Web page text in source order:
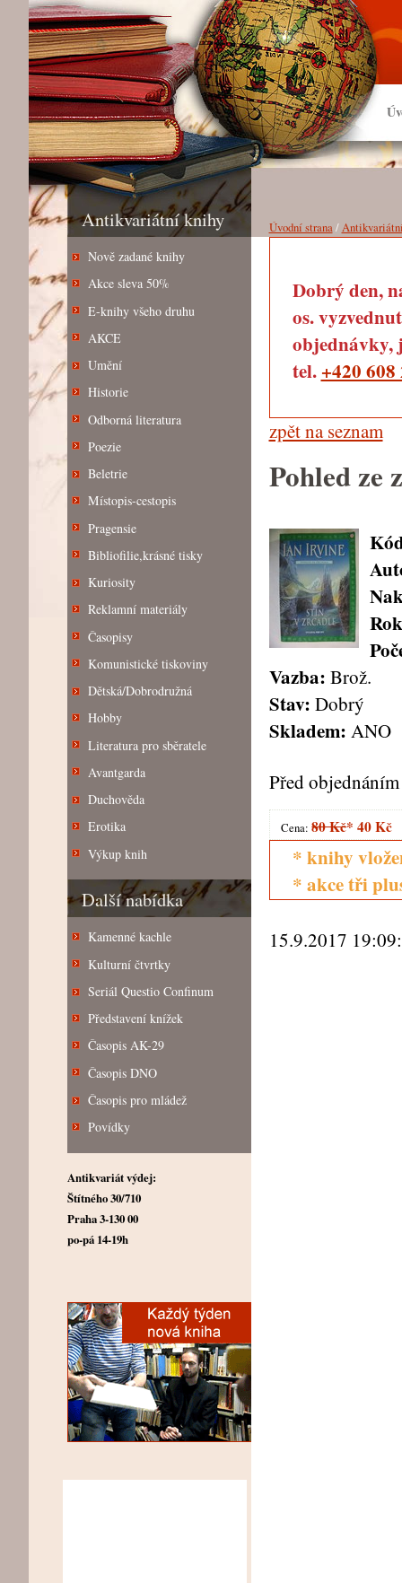
Antikvariátní knihy
Nově zadané knihy
Akce sleva 50%
E-knihy všeho druhu
AKCE
Umění
Historie
Odborná literatura
Poezie
Beletrie
Místopis-cestopis
Pragensie
Bibliofilie,krásné tisky
Kuriosity
Reklamní materiály
Časopisy
Komunistické tiskoviny
Dětská/Dobrodružná
Hobby
Literatura pro sběratele
Avantgarda
Duchověda
Erotika
Výkup knih
Další nabídka
Kamenné kachle
Kulturní čtvrtky
Seriál Questio Confinum
Představení knížek
Časopis AK-29
Časopis DNO
Časopis pro mládež
Povídky
Antikvariát výdej:
Štítného 30/710
Praha 3-130 00
po-pá 14-19h
Úvodní strana/
Dobrý den,
os.
objednávky,
tel. +420 608
zpět na seznam
Pohled ze
Vazba: Brož.
Stav: Dobrý
Skladem: ANO
Před
Cena:80 Kč* 40 Kč
* knihy
* akce tři
15.9.2017